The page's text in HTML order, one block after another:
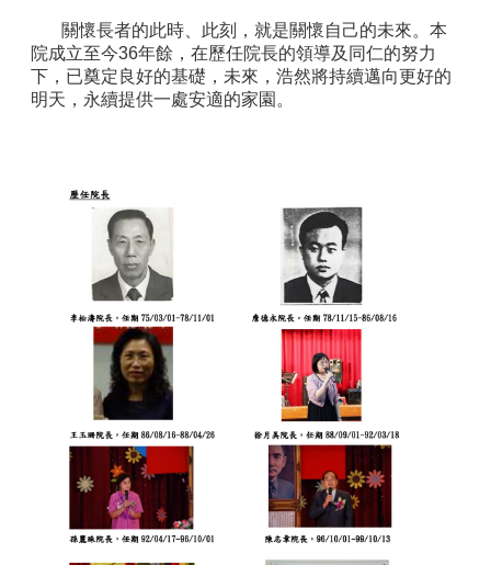
關懷長者的此時、此刻，就是關懷自己的未來。本
院成立至今36年餘，在歷任院長的領導及同仁的努力
下，已奠定良好的基礎，未來，浩然將持續邁向更好的
明天，永續提供一處安適的家園。